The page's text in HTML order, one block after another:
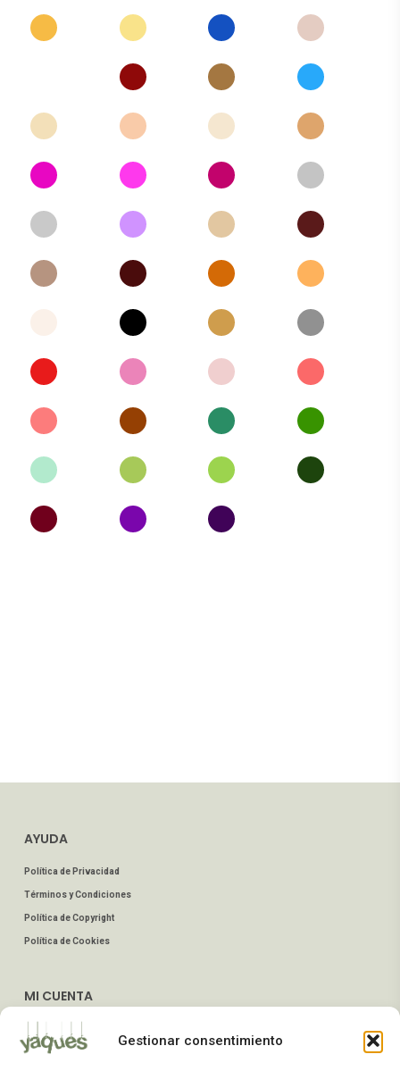
Gestionar consentimiento
AYUDA
Política de Privacidad
Términos y Condiciones
Política de Copyright
Política de Cookies
MI CUENTA
Dirección de Envío